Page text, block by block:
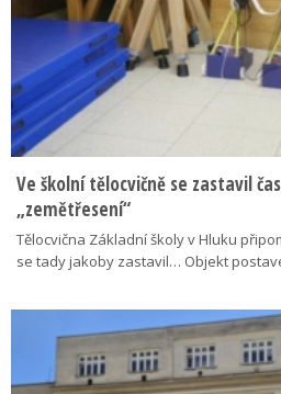
Ve školní tělocvičně se zastavil
„zemětřesení“
Tělocvična Základní školy v Hluku
se tady jakoby zastavil… Objekt